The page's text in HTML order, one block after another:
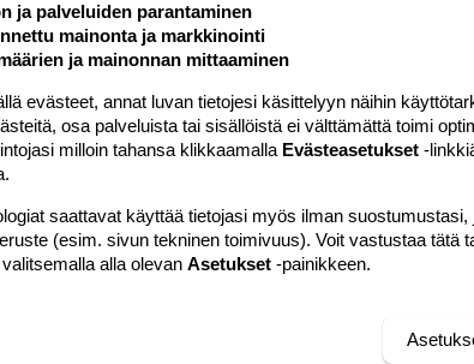
äiti.
sydäntäni, olen aikoinaan omistanut niitä kaksi
cniemel@yahoo.com
mailia tulemaan!!
ja palveluiden parantaminen
mainonta ja markkinointi
ja mainonnan mittaaminen
evästeet, annat luvan tietojesi käsittelyyn näihin
osa palveluista tai sisällöistä ei välttämättä toimi
milloin tahansa klikkaamalla Evästeasetukset -
saattavat käyttää tietojasi myös ilman suostumustasi,
(esim. sivun tekninen toimivuus). Voit vastustaa tätä
alla olevan Asetukset -painikkeen.